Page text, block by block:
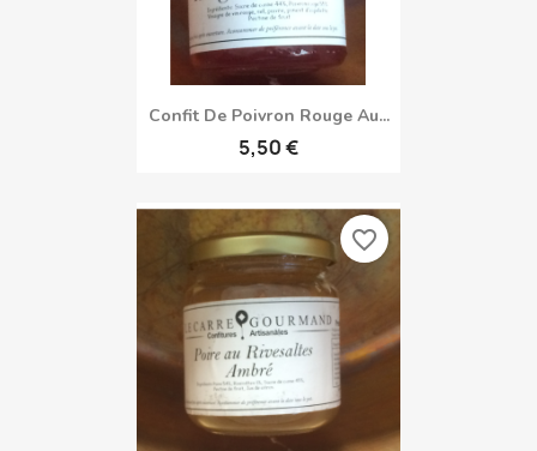
Confit De Poivron Rouge Au...
5,50 €